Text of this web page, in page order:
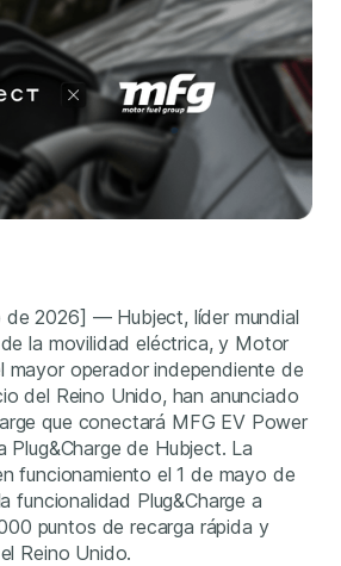
de 2026] — Hubject, líder mundial
la movilidad eléctrica, y Motor
mayor operador independiente de
del Reino Unido, han anunciado
que conectará MFG EV Power
Plug&Charge de Hubject. La
funcionamiento el 1 de mayo de
funcionalidad Plug&Charge a
puntos de recarga rápida y
Reino Unido.